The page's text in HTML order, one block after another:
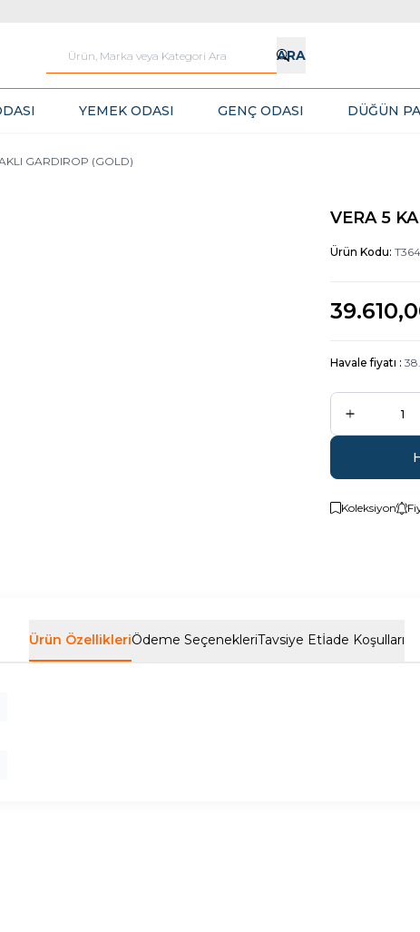
ARA
YEMEK ODASI GENÇ ODASI DÜĞÜN
GARDIROP (GOLD)
VERA 5
Ürün Kodu:
Havale fiyatı :
Koleksiyon
Ürün ÖzellikleriÖdeme SeçenekleriTavsiye Etİade Koşulları